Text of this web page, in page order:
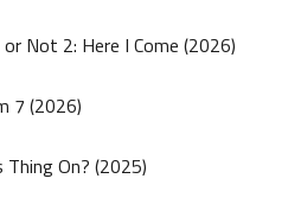
Not 2: Here I Come (2026)
7 (2026)
On? (2025)